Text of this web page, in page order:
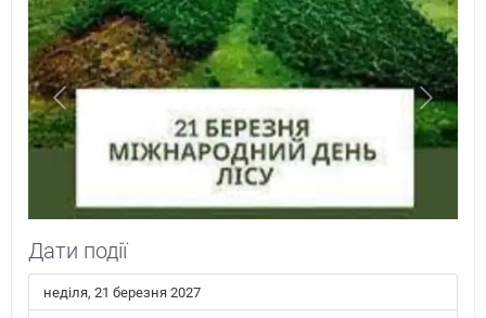
Previous Next
Дати події
неділя, 21 березня 2027